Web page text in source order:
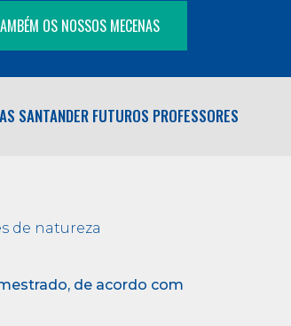
OS NOSSOS MECENAS
SANTANDER FUTUROS PROFESSORES
de natureza
de acordo com